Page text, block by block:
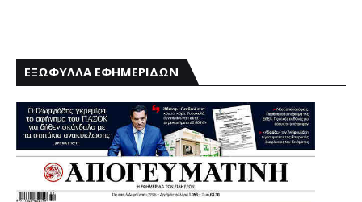
ΕΞΩΦΥΛΛΑ ΕΦΗΜΕΡΙΔΩΝ